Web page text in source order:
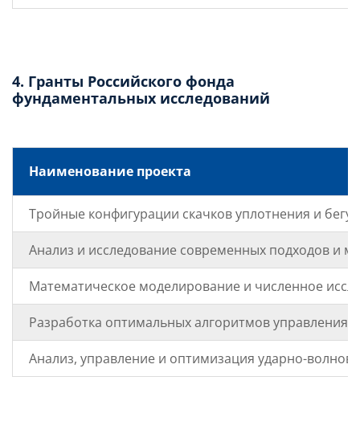
4. Гранты Российского фонда
фундаментальных исследований
Наименование проекта
Тройные конфигурации скачков уплотнения и
Анализ и исследование современных подходов и
Математическое моделирование и численное
Разработка оптимальных алгоритмов
Анализ, управление и оптимизация ударно-